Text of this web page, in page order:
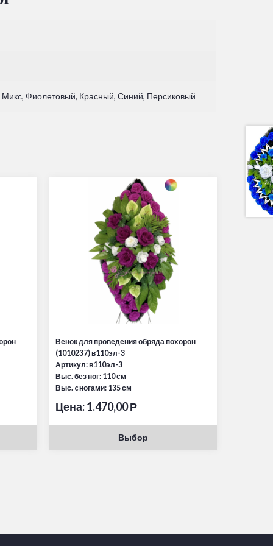
Фиолетовый, Красный, Синий, Персиковый
Венок для проведения обряда похорон
(1010237) в110эл-3
Артикул: в110эл-3
Выс. без ног: 110 см
Выс. c ногами: 135 см
Цена:1.470,00Р
Выбор